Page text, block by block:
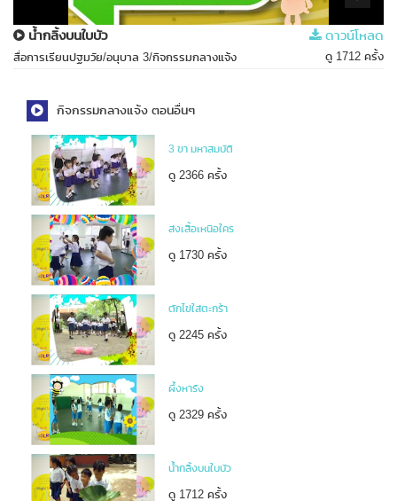
น้ำกลิ้งบนใบบัว ดาวน์โหลด
สื่อการเรียนปฐมวัย/อนุบาล 3/กิจกรรมกลางแจ้ง ดู 1712 ครั้ง
กิจกรรมกลางแจ้ง ตอนอื่นๆ
3 ขา มหาสมบัติ
ดู 2366 ครั้ง
ส่งเสื้อเหนือใคร
ดู 1730 ครั้ง
ตักไข่ใส่ตะกร้า
ดู 2245 ครั้ง
ผึ้งหารัง
ดู 2329 ครั้ง
น้ำกลิ้งบนใบบัว
ดู 1712 ครั้ง